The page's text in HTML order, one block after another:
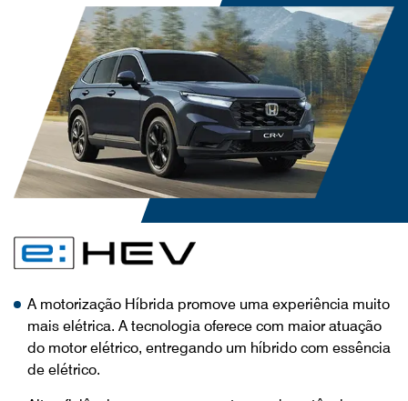
A motorização Híbrida promove uma experiência muito
mais elétrica. A tecnologia oferece com maior atuação
do motor elétrico, entregando um híbrido com essência
de elétrico.